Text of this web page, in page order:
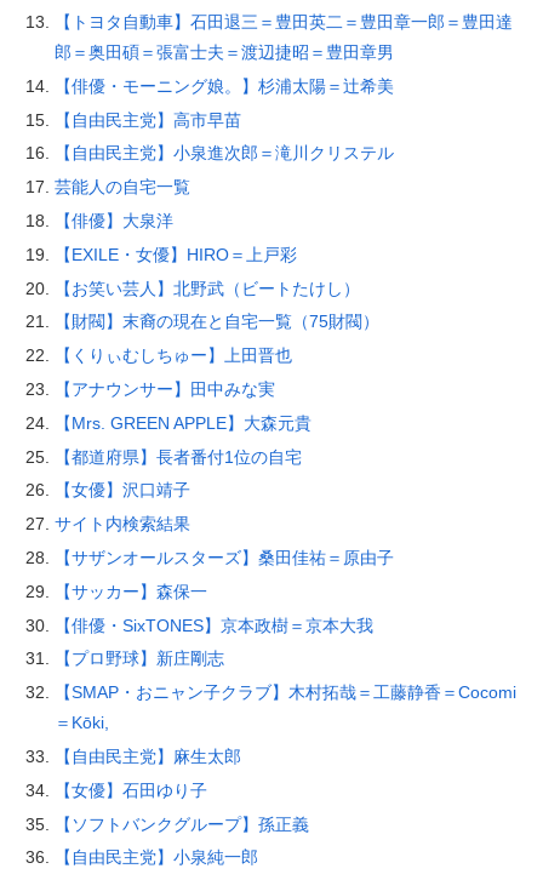
【トヨタ自動車】石田退三＝豊田英二＝豊田章一郎＝豊田達
郎＝奥田碩＝張富士夫＝渡辺捷昭＝豊田章男
【俳優・モーニング娘。】杉浦太陽＝辻希美
【自由民主党】高市早苗
【自由民主党】小泉進次郎＝滝川クリステル
芸能人の自宅一覧
【俳優】大泉洋
【EXILE・女優】HIRO＝上戸彩
【お笑い芸人】北野武（ビートたけし）
【財閥】末裔の現在と自宅一覧（75財閥）
【くりぃむしちゅー】上田晋也
【アナウンサー】田中みな実
【Mrs. GREEN APPLE】大森元貴
【都道府県】長者番付1位の自宅
【女優】沢口靖子
サイト内検索結果
【サザンオールスターズ】桑田佳祐＝原由子
【サッカー】森保一
【俳優・SixTONES】京本政樹＝京本大我
【プロ野球】新庄剛志
【SMAP・おニャン子クラブ】木村拓哉＝工藤静香＝Cocomi
＝Kōki,
【自由民主党】麻生太郎
【女優】石田ゆり子
【ソフトバンクグループ】孫正義
【自由民主党】小泉純一郎